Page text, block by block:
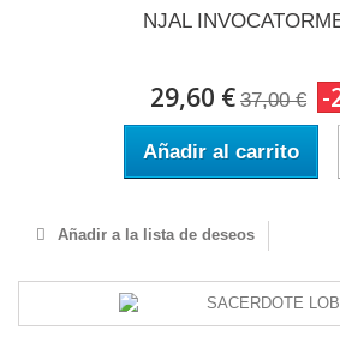
NJAL
29,60 € 37,00 € -
Añadir al carrito
Añadir a la lista de deseos